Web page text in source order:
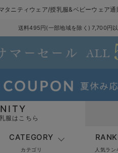
タニティウェア/授乳服&ベビーウェア
送料495円(一部地域を除く) 7,700円
服はこちら
CATEGORY
カテゴリ 人気ラン